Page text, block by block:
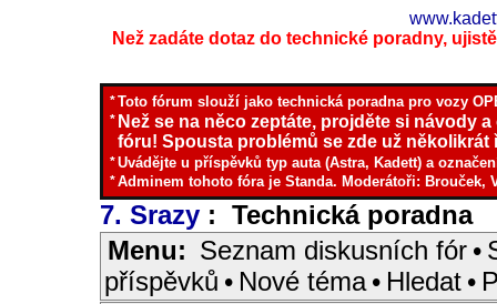
Než zadáte dotaz do technické poradny,
*Toto fórum slouží jako technická poradna pro vozy
* Než se na něco zeptáte, projděte si návody
fóru! Spousta problémů se zde už několikrát
*Uvádějte u příspěvků typ auta (Astra, Kadett) a
*Adminem tohoto fóra je Standa. Moderátoři: Brouček,
7. Srazy : Technická poradna
Menu: Seznam diskusních fór •
příspěvků • Nové téma • Hledat •